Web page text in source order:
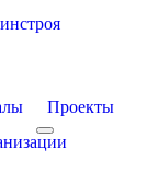
Проекты
More about:
об организации